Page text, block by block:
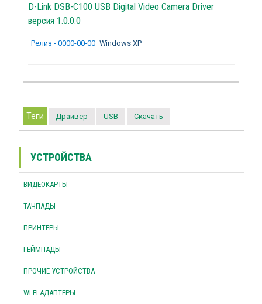
D-Link DSB-C100 USB Digital Video Camera Driver
версия 1.0.0.0
Релиз - 0000-00-00 Windows XP
Теги Драйвер USB Скачать
УСТРОЙСТВА
ВИДЕОКАРТЫ
ТАЧПАДЫ
ПРИНТЕРЫ
ГЕЙМПАДЫ
ПРОЧИЕ УСТРОЙСТВА
WI-FI АДАПТЕРЫ